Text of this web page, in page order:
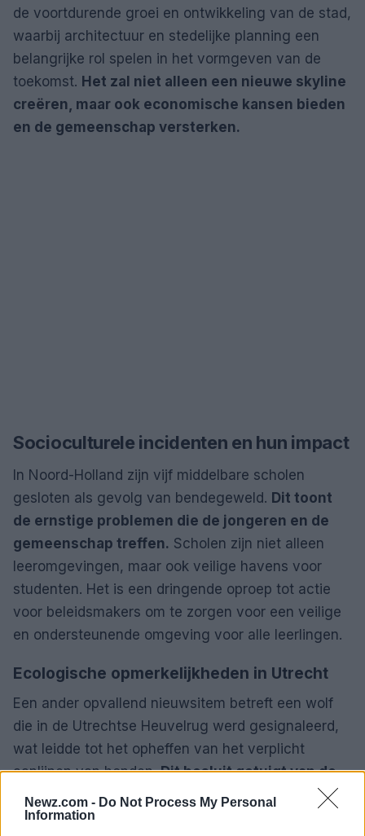
Newz.com - Do Not Process My Personal
Information
de voortdurende groei en ontwikkeling van de stad,
waarbij architectuur en stedelijke planning een
belangrijke rol spelen in het vormgeven van de
toekomst. Het zal niet alleen een nieuwe skyline
creëren, maar ook economische kansen bieden
en de gemeenschap versterken.
Socioculturele incidenten en hun impact
In Noord-Holland zijn vijf middelbare scholen
gesloten als gevolg van bendegeweld. Dit toont
de ernstige problemen die de jongeren en de
gemeenschap treffen. Scholen zijn niet alleen
leeromgevingen, maar ook veilige havens voor
studenten. Het is een dringende oproep tot actie
voor beleidsmakers om te zorgen voor een veilige
en ondersteunende omgeving voor alle leerlingen.
Ecologische opmerkelijkheden in Utrecht
Een ander opvallend nieuwsitem betreft een wolf
die in de Utrechtse Heuvelrug werd gesignaleerd,
wat leidde tot het opheffen van het verplicht
aanlijnen van honden.Dit besluit getuigt van de
groeiende aandacht voor biodiversiteit
en de
noodzaak om natuur en stedelijke ontwikkeling in